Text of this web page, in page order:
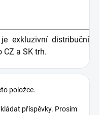
exkluzivní distribuční
CZ a SK trh.
položce.
příspěvky. Prosím